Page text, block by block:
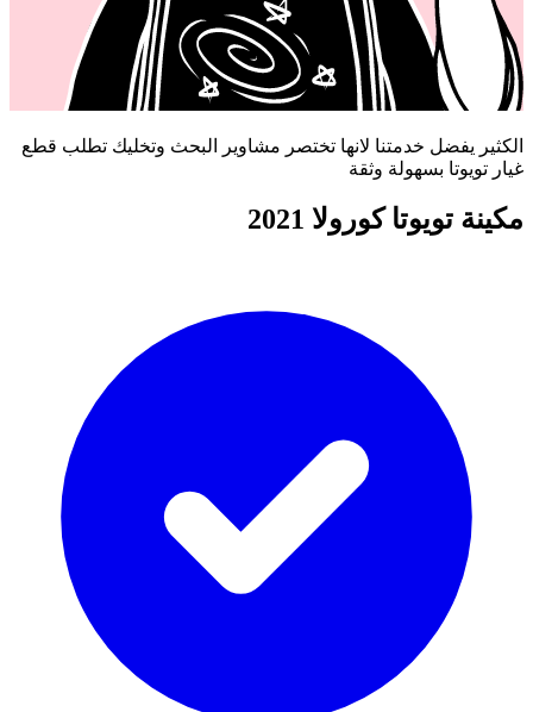
الكثير يفضل خدمتنا لانها تختصر مشاوير البحث وتخليك تطلب قطع
غيار تويوتا بسهولة وثقة
مكينة تويوتا كورولا 2021